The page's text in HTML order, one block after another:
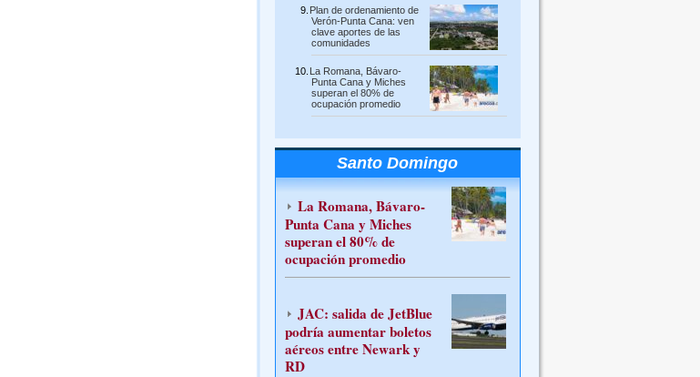
Plan de ordenamiento de
Verón-Punta Cana: ven
clave aportes de las
comunidades
La Romana, Bávaro-
Punta Cana y Miches
superan el 80% de
ocupación promedio
Santo Domingo
La Romana, Bávaro-
Punta Cana y Miches
superan el 80% de
ocupación promedio
JAC: salida de JetBlue
podría aumentar boletos
aéreos entre Newark y
RD